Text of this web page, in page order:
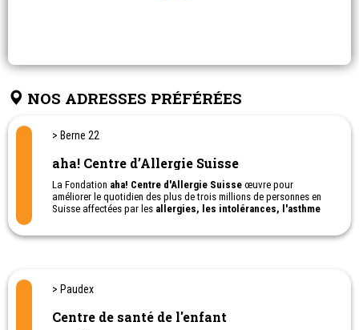
NOS ADRESSES PRÉFÉRÉES
> Berne 22
aha! Centre d’Allergie Suisse
La Fondation aha! Centre d'Allergie Suisse œuvre pour
améliorer le quotidien des plus de trois millions de personnes en
Suisse affectées par les allergies, les intolérances, l'asthme
> Paudex
Centre de santé de l'enfant